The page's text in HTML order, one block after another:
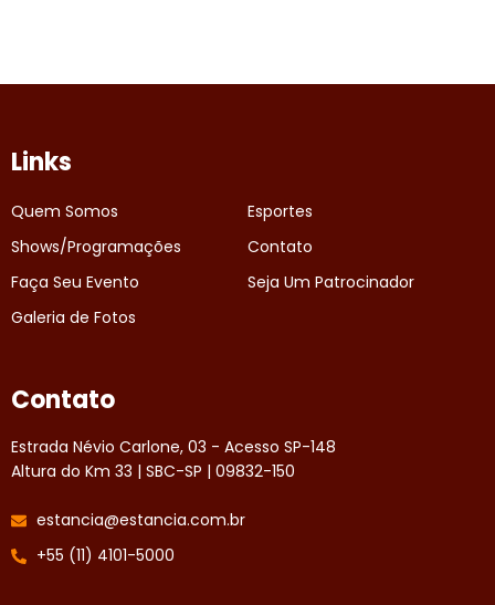
Links
Quem Somos
Shows/Programações
Faça Seu Evento
Galeria de Fotos
Esportes
Contato
Seja Um Patrocinador
Contato
Estrada Névio Carlone, 03 - Acesso SP-148
Altura do Km 33 | SBC-SP | 09832-150
estancia@estancia.com.br
+55 (11) 4101-5000